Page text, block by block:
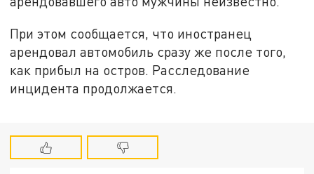
При этом сообщается, что иностранец
арендовал автомобиль сразу же после того,
как прибыл на остров. Расследование
инцидента продолжается.